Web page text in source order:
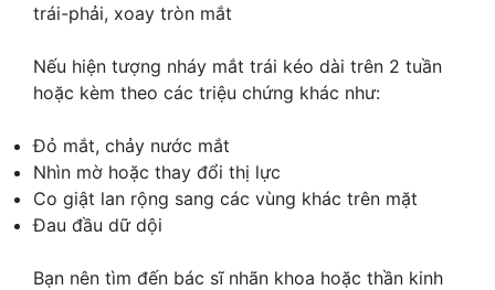
trái-phải, xoay tròn mắt
Nếu hiện tượng nháy mắt trái kéo dài trên 2 tuần
hoặc kèm theo các triệu chứng khác như:
Đỏ mắt, chảy nước mắt
Nhìn mờ hoặc thay đổi thị lực
Co giật lan rộng sang các vùng khác trên mặt
Đau đầu dữ dội
Bạn nên tìm đến bác sĩ nhãn khoa hoặc thần kinh